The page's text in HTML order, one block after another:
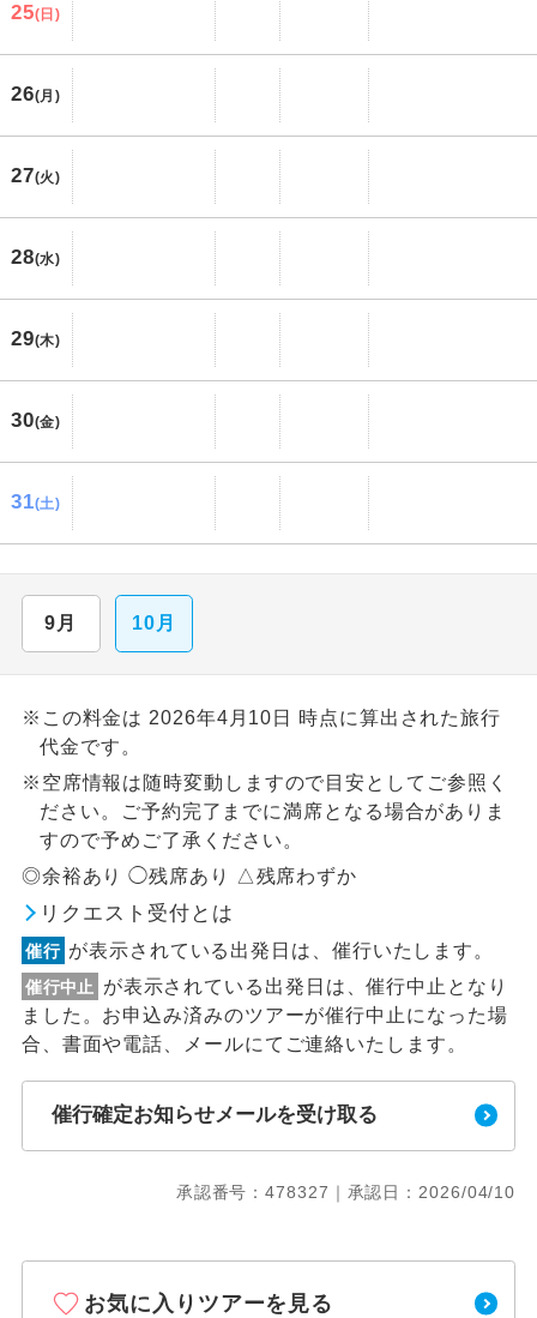
25(日)
26(月)
27(火)
28(水)
29(木)
30(金)
31(土)
9月 10月
※この料金は 2026年4月10日 時点に算出された旅行
代金です。
※空席情報は随時変動しますので目安としてご参照く
ださい。ご予約完了までに満席となる場合がありま
すので予めご了承ください。
◎余裕あり ◯残席あり △残席わずか
リクエスト受付とは
催行 が表示されている出発日は、催行いたします。
催行中止
が表示されている出発日は、催行中止となり
ました。お申込み済みのツアーが催行中止になった場
合、書面や電話、メールにてご連絡いたします。
催行確定お知らせメールを受け取る
承認番号：478327｜承認日：2026/04/10
お気に入りツアーを見る